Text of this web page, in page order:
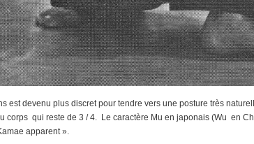
est devenu plus discret pour tendre vers une posture très
corps qui reste de 3 / 4. Le caractère Mu en japonais (Wu en
apparent ».